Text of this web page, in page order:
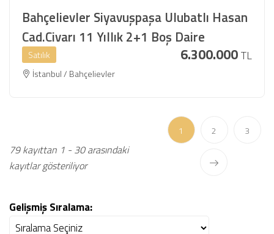
Bahçelievler Siyavuşpaşa Ulubatlı Hasan
Cad.Civarı 11 Yıllık 2+1 Boş Daire
Satılık 6.300.000TL
İstanbul / Bahçelievler
79 kayıttan 1 - 30 arasındaki
kayıtlar gösteriliyor
1 (current)
2 3
Gelişmiş Sıralama: